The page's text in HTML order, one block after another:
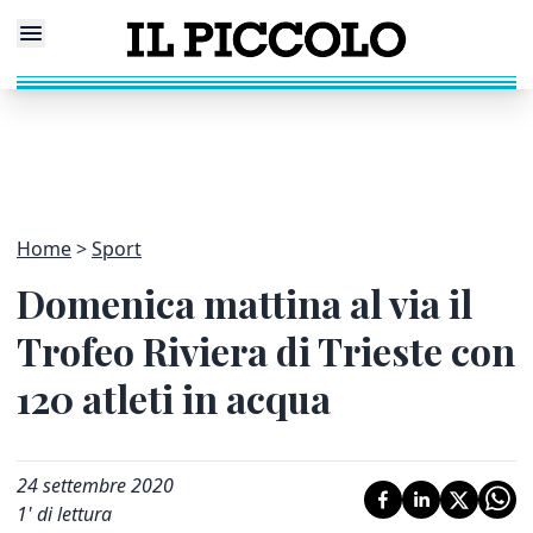
Home Sport
Domenica mattina al via il
Trofeo Riviera di Trieste con
120 atleti in acqua
24 settembre 2020
1' di lettura